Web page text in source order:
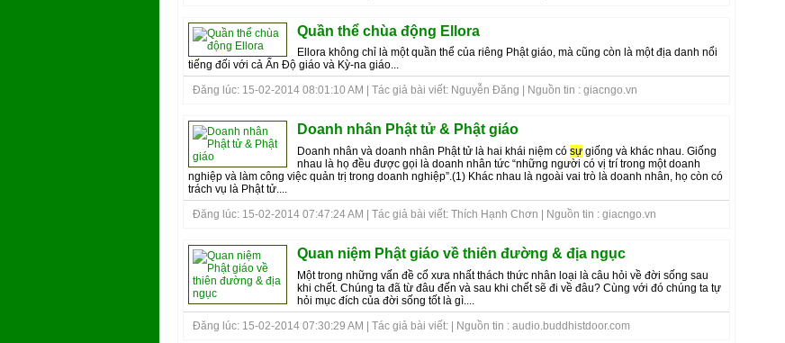
Quần thể chùa động Ellora
Ellora không chỉ là một quần thể của riêng Phật giáo, mà cũng còn là một địa danh nổi
tiếng đối với cả Ấn Độ giáo và Kỳ-na giáo...
Đăng lúc: 15-02-2014 08:01:10 AM | Tác giả bài viết: Nguyễn Đăng | Nguồn tin : giacngo.vn
Doanh nhân Phật tử & Phật giáo
Doanh nhân và doanh nhân Phật tử là hai khái niệm có sựgiống và khác nhau. Giống
nhau là họ đều được gọi là doanh nhân tức “những người có vị trí trong một doanh
nghiệp và làm công việc quản trị trong doanh nghiệp”.(1) Khác nhau là ngoài vai trò là doanh nhân, họ còn có
trách vụ là Phật tử....
Đăng lúc: 15-02-2014 07:47:24 AM | Tác giả bài viết: Thích Hạnh Chơn | Nguồn tin : giacngo.vn
Quan niệm Phật giáo về thiên đường & địa ngục
Một trong những vấn đề cổ xưa nhất thách thức nhân loại là câu hỏi về đời sống sau
khi chết. Chúng ta đã từ đâu đến và sau khi chết sẽ đi về đâu? Cùng với đó chúng ta tự
hỏi mục đích của đời sống tốt là gì....
Đăng lúc: 15-02-2014 07:30:29 AM | Tác giả bài viết: | Nguồn tin : audio.buddhistdoor.com